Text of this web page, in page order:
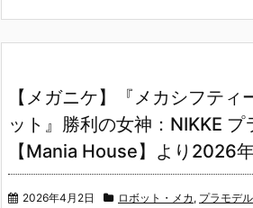
【メガニケ】『メカシフティ
ット』勝利の女神：NIKKE プ
【Mania House】より2026
2026年4月2日 ロボット・メカ , プラモデル